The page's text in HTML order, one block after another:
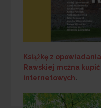
Książkę z
Rawskiej można
internetowych.